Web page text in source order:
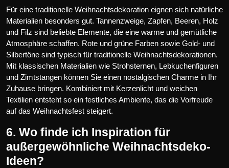
Für eine traditionelle Weihnachtsdekoration eignen sich natürliche
Materialien besonders gut. Tannenzweige, Zapfen, Beeren, Holz
und Filz sind beliebte Elemente, die eine warme und gemütliche
Atmosphäre schaffen. Rote und grüne Farben sowie Gold- und
Silbertöne sind typisch für traditionelle Weihnachtsdekorationen.
Mit klassischen Materialien wie Strohsternen, Lebkuchenfiguren
und Zimtstangen können Sie einen nostalgischen Charme in Ihr
Zuhause bringen. Kombiniert mit Kerzenlicht und weichen
Textilien entsteht so ein festliches Ambiente, das die Vorfreude
auf das Weihnachtsfest steigert.
6. Wo finde ich Inspiration für
außergewöhnliche Weihnachtsdeko-
Ideen?